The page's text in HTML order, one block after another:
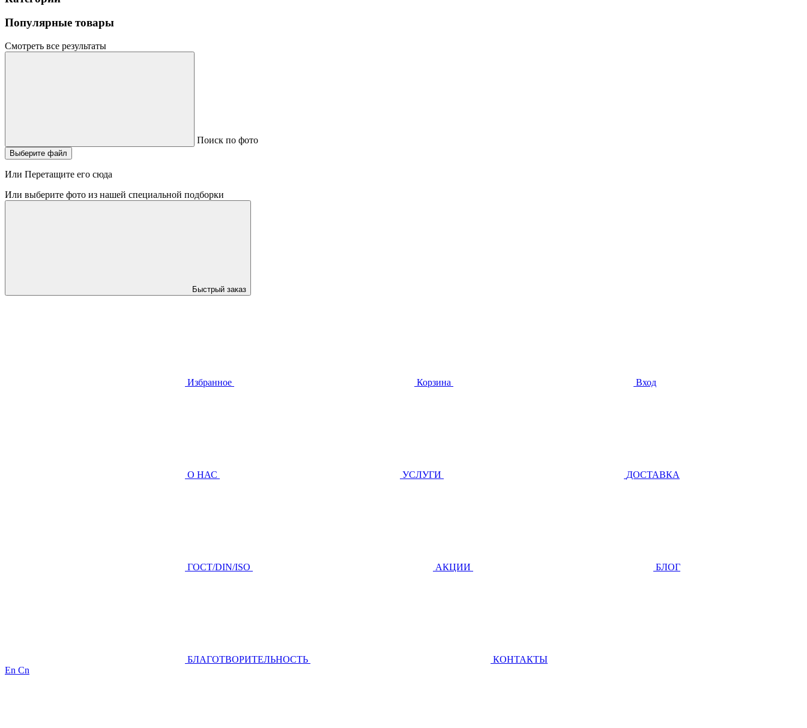
Популярные товары
Смотреть все результаты
Поиск по фото
Выберите файл
Или Перетащите его сюда
Или выберите фото из нашей специальной подборки
Быстрый заказ
Избранное Корзина Вход
О НАС УСЛУГИ ДОСТАВКА
ГOCТ/DIN/ISO АКЦИИ БЛОГ
БЛАГОТВОРИТЕЛЬНОСТЬ
КОНТАКТЫ
En Cn